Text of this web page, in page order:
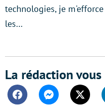
technologies, je
les…
La rédaction
FacebookMessengerTwitter